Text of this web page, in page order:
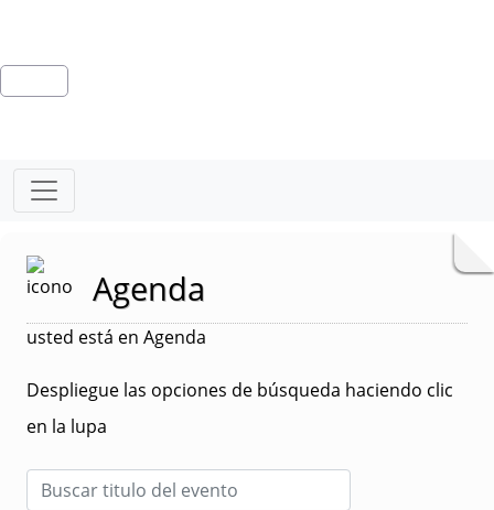
Agenda
usted está en Agenda
Despliegue las opciones de búsqueda haciendo clic
en la lupa